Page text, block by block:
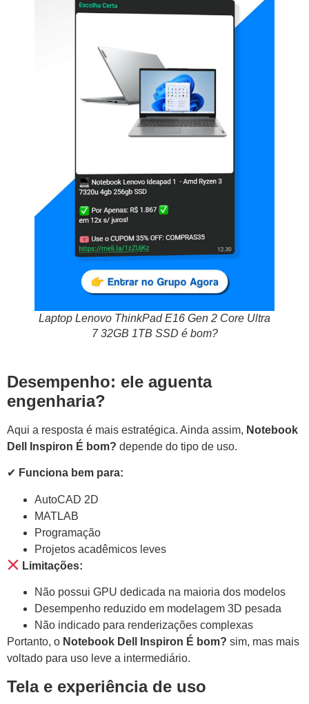
Laptop Lenovo ThinkPad E16 Gen 2 Core Ultra
7 32GB 1TB SSD é bom?
Desempenho: ele aguenta
engenharia?
Aqui a resposta é mais estratégica. Ainda assim, Notebook
Dell Inspiron É bom? depende do tipo de uso.
✔ Funciona bem para:
AutoCAD 2D
MATLAB
Programação
Projetos acadêmicos leves
Limitações:
Não possui GPU dedicada na maioria dos modelos
Desempenho reduzido em modelagem 3D pesada
Não indicado para renderizações complexas
Portanto, o Notebook Dell Inspiron É bom? sim, mas mais
voltado para uso leve a intermediário.
Tela e experiência de uso